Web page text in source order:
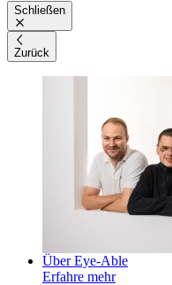
Schließen
Zurück
Über Eye-Able
Erfahre mehr